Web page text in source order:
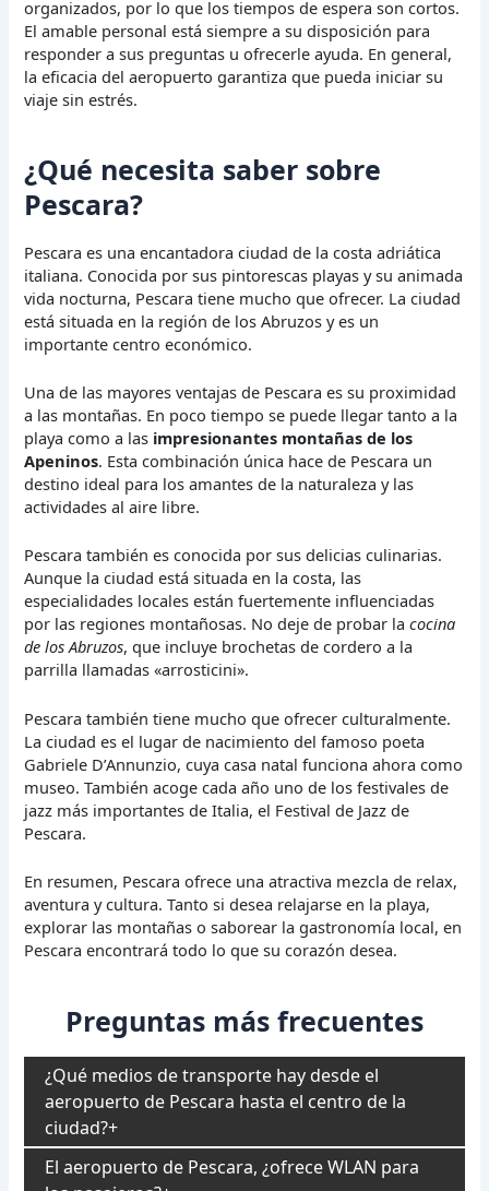
organizados, por lo que los tiempos de espera son cortos.
El amable personal está siempre a su disposición para
responder a sus preguntas u ofrecerle ayuda. En general,
la eficacia del aeropuerto garantiza que pueda iniciar su
viaje sin estrés.
¿Qué necesita saber sobre
Pescara?
Pescara es una encantadora ciudad de la costa adriática
italiana. Conocida por sus pintorescas playas y su animada
vida nocturna, Pescara tiene mucho que ofrecer. La ciudad
está situada en la región de los Abruzos y es un
importante centro económico.
Una de las mayores ventajas de Pescara es su proximidad
a las montañas. En poco tiempo se puede llegar tanto a la
playa como a las impresionantes montañas de los
Apeninos. Esta combinación única hace de Pescara un
destino ideal para los amantes de la naturaleza y las
actividades al aire libre.
Pescara también es conocida por sus delicias culinarias.
Aunque la ciudad está situada en la costa, las
especialidades locales están fuertemente influenciadas
por las regiones montañosas. No deje de probar lacocina
de los Abruzos, que incluye brochetas de cordero a la
parrilla llamadas «arrosticini».
Pescara también tiene mucho que ofrecer culturalmente.
La ciudad es el lugar de nacimiento del famoso poeta
Gabriele D’Annunzio, cuya casa natal funciona ahora como
museo. También acoge cada año uno de los festivales de
jazz más importantes de Italia, el Festival de Jazz de
Pescara.
En resumen, Pescara ofrece una atractiva mezcla de relax,
aventura y cultura. Tanto si desea relajarse en la playa,
explorar las montañas o saborear la gastronomía local, en
Pescara encontrará todo lo que su corazón desea.
Preguntas más frecuentes
¿Qué medios de transporte hay desde el
aeropuerto de Pescara hasta el centro de la
ciudad?
El aeropuerto de Pescara, ¿ofrece WLAN para